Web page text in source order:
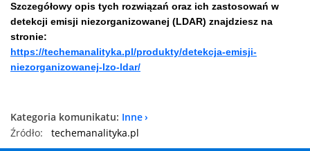
Szczegółowy opis tych rozwiązań oraz ich zastosowań w
detekcji emisji niezorganizowanej (LDAR) znajdziesz na
stronie:
https://techemanalityka.pl/produkty/detekcja-emisji-
niezorganizowanej-lzo-ldar/
Kategoria komunikatu: Inne
Źródło:
techemanalityka.pl